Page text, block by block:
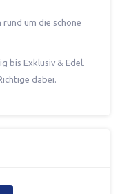
um die schöne
bis Exklusiv & Edel.
dabei.